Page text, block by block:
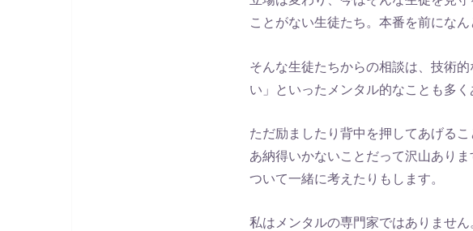
ことがない生徒たち。本番を前にな
そんな生徒たちからの相談は、技術
い」といったメンタル的なことも多く
ただ励ましたり背中を押してあげる
あ納得いかないことだって沢山あり
ついて一緒に考えたりもします。
私はメンタルの専門家ではありませ